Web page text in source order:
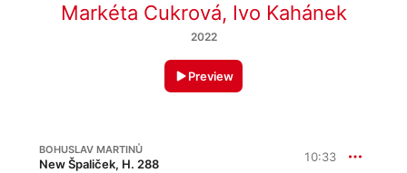
Markéta Cukrová, Ivo Kahánek
2022
Preview
BOHUSLAV MARTINŮ
New Špaliček, H. 288 10:33